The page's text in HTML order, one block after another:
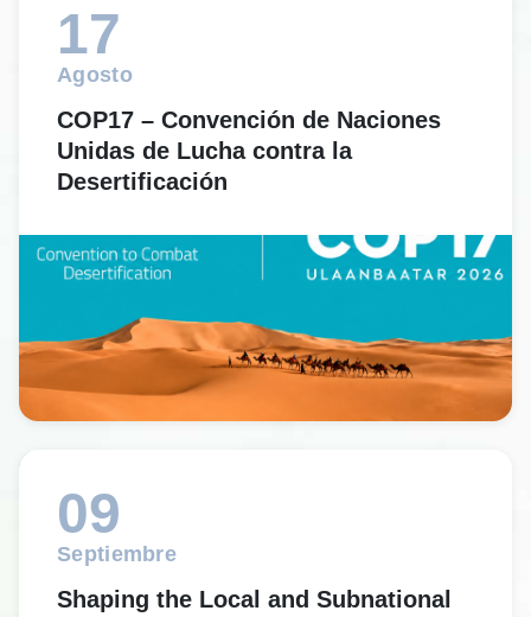
17
Agosto
COP17 – Convención de Naciones
Unidas de Lucha contra la
Desertificación
09
Septiembre
Shaping the Local and Subnational